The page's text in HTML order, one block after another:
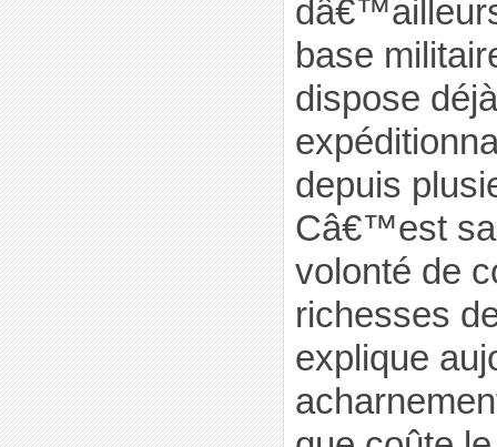
base
dispose
depuis
Câ€™est
volonté de
richesses
explique